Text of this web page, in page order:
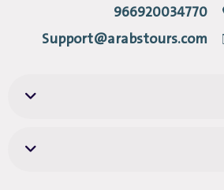
966920034770
Support@arabstours.com